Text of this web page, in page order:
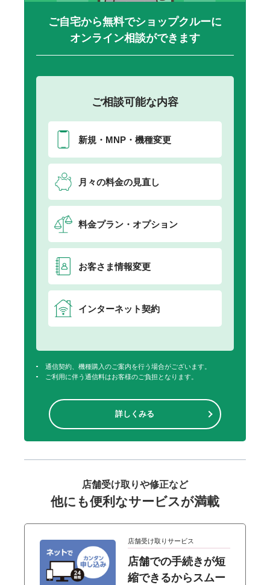
ご自宅から無料でショップクルーに
オンライン相談ができます
ご相談可能な内容
新規・MNP・機種変更
月々の料金の見直し
料金プラン・オプション
お客さま情報変更
インターネット契約
通信契約、機種購入のご案内を行う場合がございます。
ご利用に伴う通信料はお客様のご負担となります。
詳しくみる
店舗受け取りや修正など
他にも便利なサービスが満載
店舗受け取りサービス
店舗での手続きが短
縮できるからスムー